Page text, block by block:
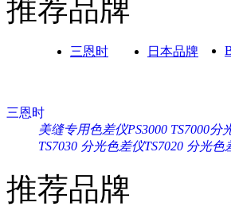
推荐品牌
三恩时 日本品牌
三恩时
美缝专用色差仪PS3000 TS7000分
TS7030 分光色差仪TS7020 分光色
推荐品牌